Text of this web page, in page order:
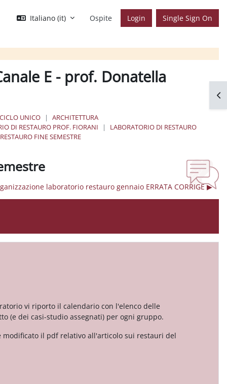
Italiano ‎(it)‎ Ospite Login Single Sign On
E - prof. Donatella
UNICO
ARCHITETTURA
DI RESTAURO PROF. FIORANI
LABORATORIO DI RESTAURO
FINE SEMESTRE
laboratorio restauro gennaio ERRATA CORRIGE ▶︎
vi riporto il calendario con l'elenco delle
(e dei casi-studio assegnati) per ogni gruppo.
il pdf relativo all'articolo sui restauri del